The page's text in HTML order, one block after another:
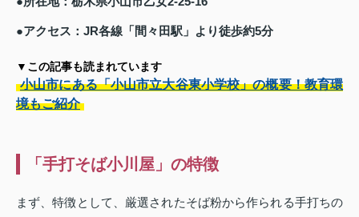
●アクセス：JR各線「間々田駅」より徒歩約5分
▼この記事も読まれています
小山市にある「小山市立大谷東小学校」の概要！教育環
境もご紹介
「手打そば小川屋」の特徴
まず、特徴として、厳選されたそば粉から作られる手打ちの